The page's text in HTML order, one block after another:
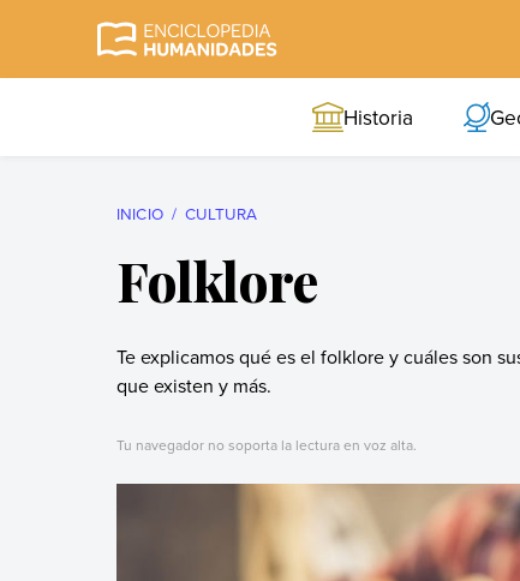
Historia
INICIO CULTURA
Folklore
Te explicamos qué es el folklore y cuáles son
que existen y más.
Tu navegador no soporta la lectura en voz alta.